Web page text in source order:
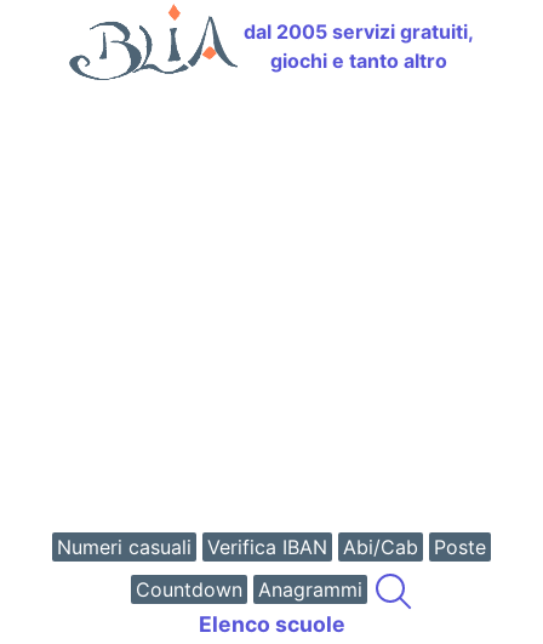
dal 2005 servizi gratuiti,
giochi e tanto altro
Numeri casuali Verifica IBAN Abi/Cab
Poste
Countdown
Anagrammi
Elenco scuole